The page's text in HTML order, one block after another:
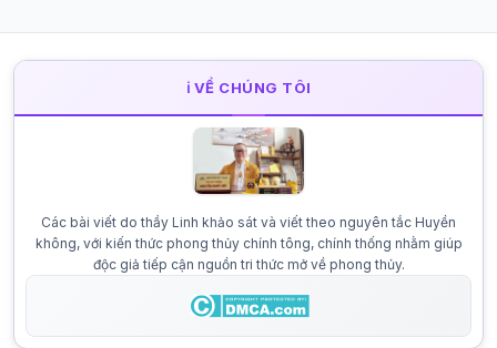
ℹ️ VỀ CHÚNG TÔI
Các bài viết do thầy Linh khảo sát và viết theo nguyên tắc Huyền
không, với kiến thức phong thủy chính tông, chính thống nhằm giúp
độc giả tiếp cận nguồn tri thức mở về phong thủy.